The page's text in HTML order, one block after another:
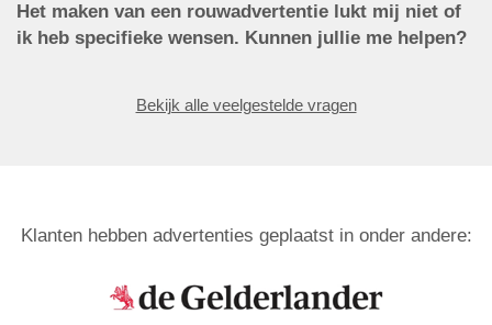
Het maken van een rouwadvertentie lukt mij niet of
ik heb specifieke wensen. Kunnen jullie me helpen?
Bekijk alle veelgestelde vragen
Klanten hebben advertenties geplaatst in onder andere: